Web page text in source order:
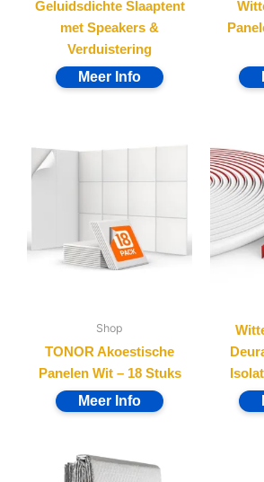
Geluidsdichte Slaaptent
met Speakers &
Verduistering
Shop
TONOR Akoestische
Panelen Wit – 18 Stuks